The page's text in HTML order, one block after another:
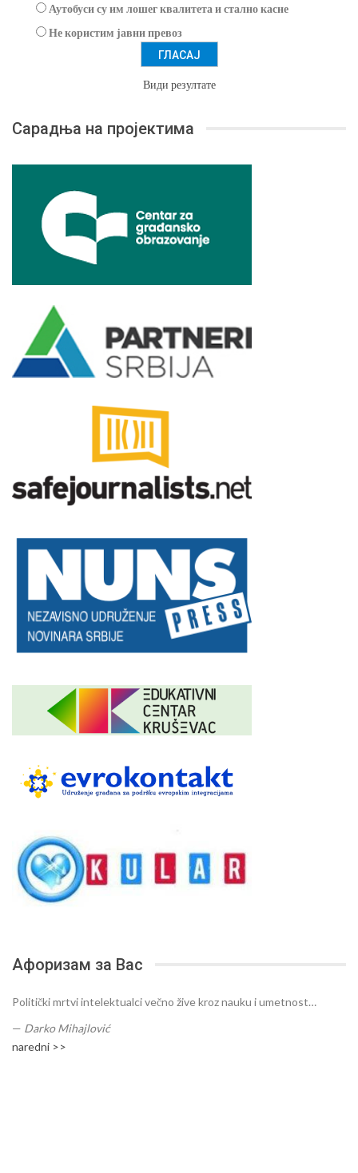
Аутобуси су им лошег квалитета и стално касне
Не користим јавни превоз
Види резултате
Сарадња на пројектима
Афоризам за Вас
Politički mrtvi intelektualci večno žive kroz nauku i umetnost…
— Darko Mihajlović
naredni >>